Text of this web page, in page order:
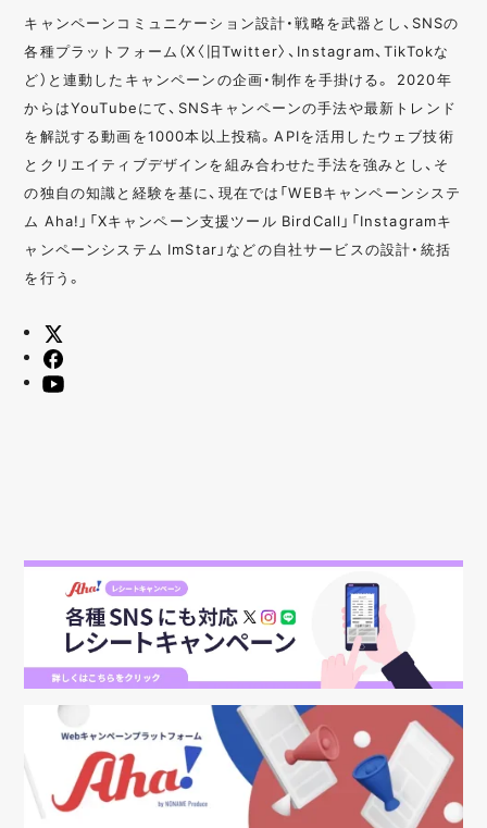
キャンペーンコミュニケーション設計・戦略を武器とし、SNSの
各種プラットフォーム（X〈旧Twitter〉、Instagram、TikTokな
ど）と連動したキャンペーンの企画・制作を手掛ける。 2020年
からはYouTubeにて、SNSキャンペーンの手法や最新トレンド
を解説する動画を1000本以上投稿。APIを活用したウェブ技術
とクリエイティブデザインを組み合わせた手法を強みとし、そ
の独自の知識と経験を基に、現在では「WEBキャンペーンシステ
ム Aha!」「Xキャンペーン支援ツール BirdCall」「Instagramキ
ャンペーンシステム ImStar」などの自社サービスの設計・統括
を行う。